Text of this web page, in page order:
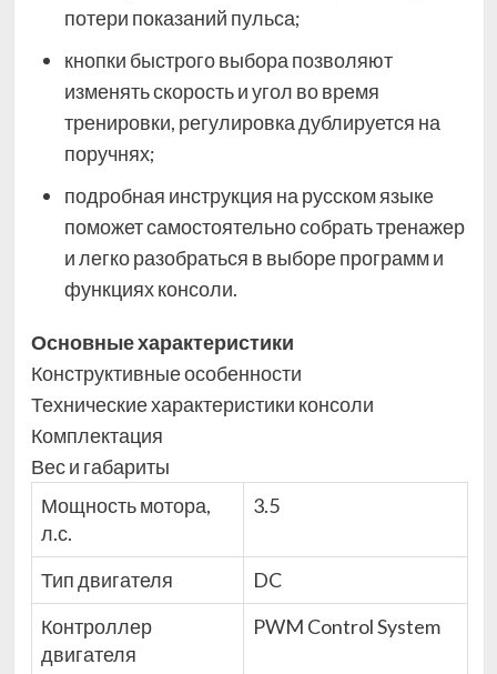
потери показаний пульса;
кнопки быстрого выбора позволяют
изменять скорость и угол во время
тренировки, регулировка дублируется на
поручнях;
подробная инструкция на русском языке
поможет самостоятельно собрать тренажер
и легко разобраться в выборе программ и
функциях консоли.
Основные характеристики
Конструктивные особенности
Технические характеристики консоли
Комплектация
Вес и габариты
Мощность мотора,
л.с.
3.5
Тип двигателя
DC
Контроллер
двигателя
PWM Control System